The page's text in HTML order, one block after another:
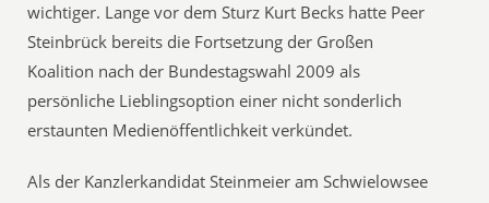
wichtiger. Lange vor dem Sturz Kurt Becks hatte Peer
Steinbrück bereits die Fortsetzung der Großen
Koalition nach der Bundestagswahl 2009 als
persönliche Lieblingsoption einer nicht sonderlich
erstaunten Medienöffentlichkeit verkündet.
Als der Kanzlerkandidat Steinmeier am Schwielowsee